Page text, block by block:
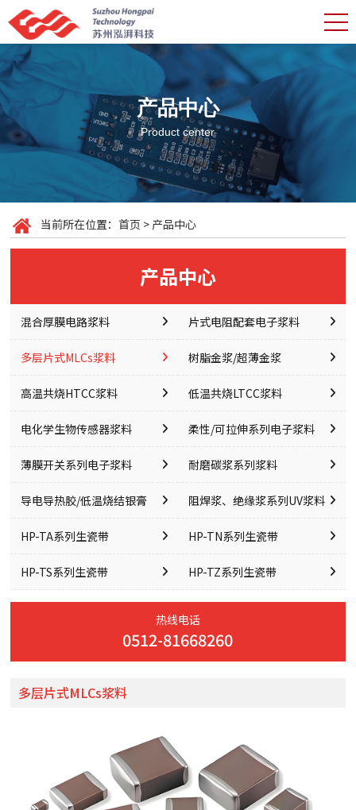
产品中心
Product center
当前所在位置： 首页 > 产品中心
产品中心
混合厚膜电路浆料 片式电阻配套电子浆料
多层片式MLCs浆料 树脂金浆/超薄金浆
高温共烧HTCC浆料 低温共烧LTCC浆料
电化学生物传感器浆料 柔性/可拉伸系列电子浆料
薄膜开关系列电子浆料 耐磨碳浆系列浆料
导电导热胶/低温烧结银膏 阻焊浆、绝缘浆系列UV浆料
HP-TA系列生瓷带 HP-TN系列生瓷带
HP-TS系列生瓷带 HP-TZ系列生瓷带
热线电话
0512-81668260
多层片式MLCs浆料